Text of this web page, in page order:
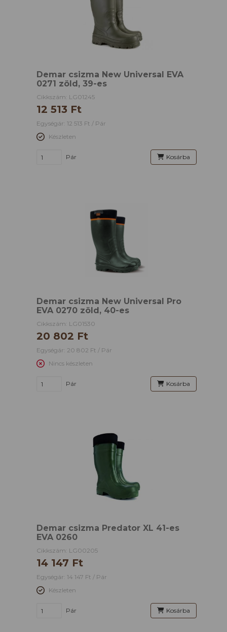
Demar csizma New Universal EVA
0271 zöld, 39-es
Cikkszám: LG01245
12 513 Ft
Egységár: 12 513 Ft / Pár
Készleten
Pár Kosárba
Demar csizma New Universal Pro
EVA 0270 zöld, 40-es
Cikkszám: LG01530
20 802 Ft
Egységár: 20 802 Ft / Pár
Nincs készleten
Pár Kosárba
Demar csizma Predator XL 41-es
EVA 0260
Cikkszám: LG00205
14 147 Ft
Egységár: 14 147 Ft / Pár
Készleten
Pár Kosárba